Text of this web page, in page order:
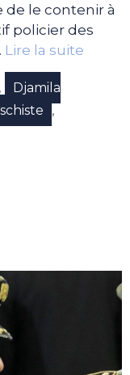
de le contenir à
policier des
Lire la suite
,
Djamila
,